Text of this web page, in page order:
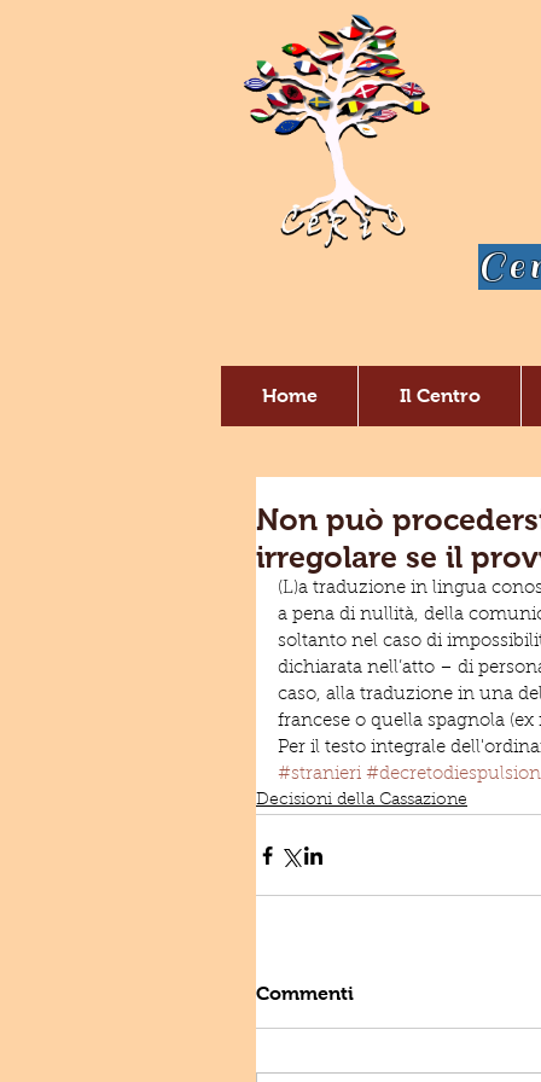
Home Il Centro
Non può
irregolare se il
(L)a traduzione in lingua
a pena di nullità, della
soltanto nel caso di
dichiarata nell’atto – di
caso, alla traduzione in una
francese o quella spagnola (ex
Per il testo integrale
#stranieri
Decisioni della Cassazione
Commenti